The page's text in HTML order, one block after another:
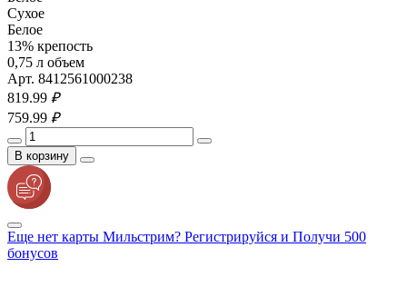
Сухое
Белое
13% крепость
0,75 л объем
Арт. 8412561000238
819.99 ₽
759.99 ₽
В корзину
Еще нет карты Мильстрим? Регистрируйся и Получи 500
бонусов